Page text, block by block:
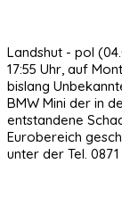
Landshut - pol
17:55 Uhr, auf
bislang
BMW Mini der in
entstandene
Eurobereich
unter der Tel.